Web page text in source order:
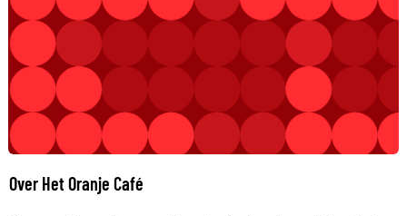
Over Het Oranje Café